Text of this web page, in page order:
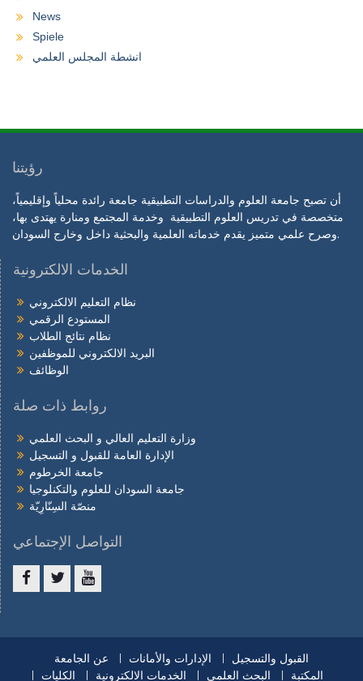
News
Spiele
انشطة المجلس العلمي
رؤيتنا
أن تصبح جامعة العلوم والدراسات التطبيقية جامعة رائدة محلياً وإقليمياً،
متخصصة في تدريس العلوم التطبيقية وخدمة المجتمع ومنارة يهتدى بها،
وصرح علمي متميز يقدم خدماته العلمية والبحثية داخل وخارج السودان.
الخدمات الالكترونية
نظام التعليم الالكتروني
المستودع الرقمي
نظام نتائج الطلاب
البريد الالكتروني للموظفين
الوظائف
روابط ذات صلة
وزارة التعليم العالي و البحث العلمي
الإدارة العامة للقبول و التسجيل
جامعة الخرطوم
جامعة السودان للعلوم والتكنلوجيا
منصّة السِنّارِيّة
التواصل الإجتماعي
عن الجامعة الإدارات والأمانات
القبول والتسجيل
الكليات
الخدمات الالكترونية البحث العلمي المكتبة